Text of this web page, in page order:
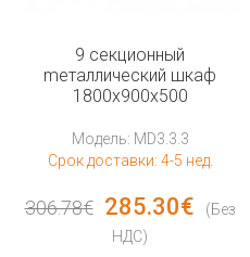
9 секционный
mеталлический шкаф
1800x900x500
Модель: MD3.3.3
Срок доставки: 4-5 нед.
306.78€ 285.30€
(Без
НДС)